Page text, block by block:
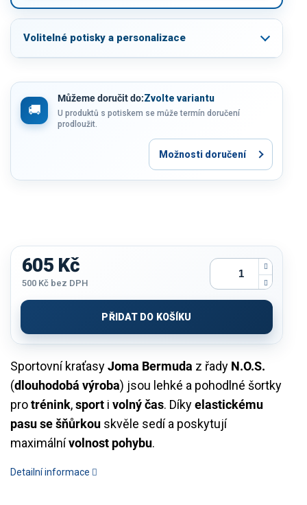
Volitelné potisky a personalizace
Můžeme doručit do:Zvolte variantu
U produktů s potiskem se může termín doručení
prodloužit.
Možnosti doručení
Sportovní kraťasyJoma Bermuda z řady N.O.S.
(dlouhodobá výroba) jsou lehké a pohodlné šortky
protrénink,sport i volný čas. Díkyelastickému
pasu se šňůrkou skvěle sedí a poskytují
maximálnívolnost pohybu.
Detailní informace
605 Kč
500 Kč bez DPH
cena:
PŘIDAT DO KOŠÍKU